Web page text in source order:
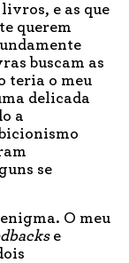
e as que
querem
buscam as
teria o meu
delicada
a
se
O meu
e